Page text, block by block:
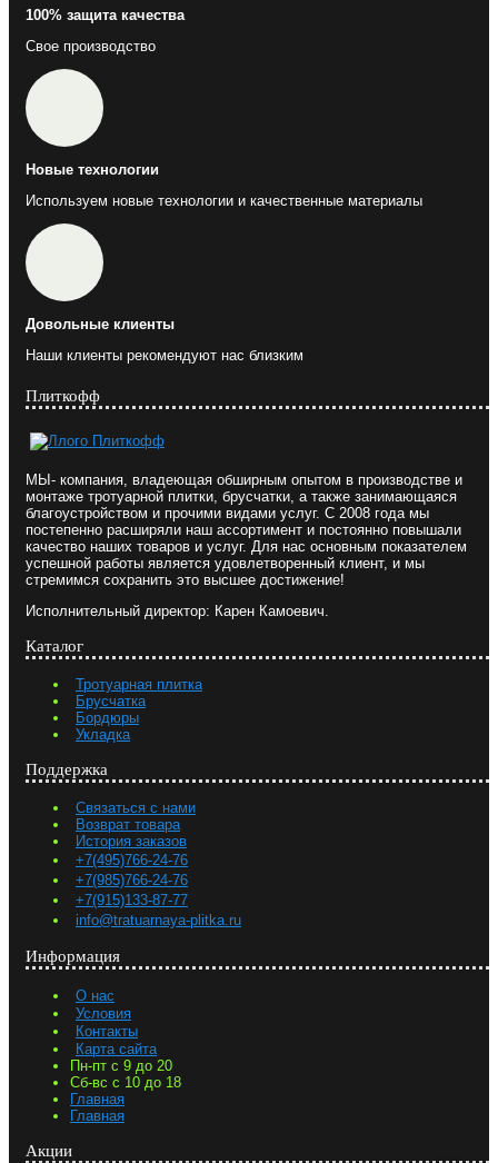
100% защита качества
Свое производство
Новые технологии
Используем новые технологии и качественные материалы
Довольные клиенты
Наши клиенты рекомендуют нас близким
Плиткофф
МЫ- компания, владеющая обширным опытом в производстве и
монтаже тротуарной плитки, брусчатки, а также занимающаяся
благоустройством и прочими видами услуг. С 2008 года мы
постепенно расширяли наш ассортимент и постоянно повышали
качество наших товаров и услуг. Для нас основным показателем
успешной работы является удовлетворенный клиент, и мы
стремимся сохранить это высшее достижение!
Исполнительный директор: Карен Камоевич.
Каталог
Тротуарная плитка
Брусчатка
Бордюры
Укладка
Поддержка
Связаться с нами
Возврат товара
История заказов
+7(495)766-24-76
+7(985)766-24-76
+7(915)133-87-77
info@tratuarnaya-plitka.ru
Информация
О нас
Условия
Контакты
Карта сайта
Пн-пт с 9 до 20
Сб-вс с 10 до 18
Главная
Главная
Акции